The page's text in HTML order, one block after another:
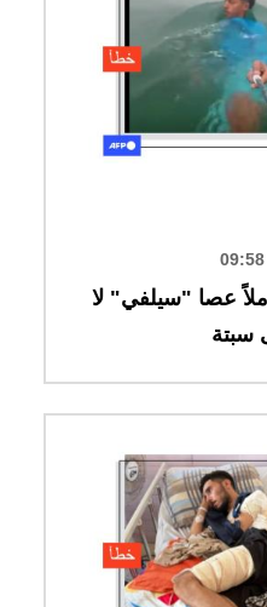
عصا "سيلفي" لا
سبتة